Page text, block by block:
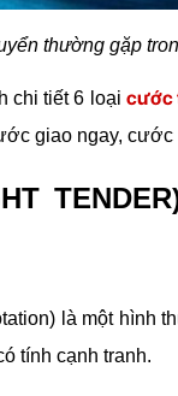
thường gặp
chi tiết 6 loại cước
giao ngay,
là một hình
tính cạnh tranh.